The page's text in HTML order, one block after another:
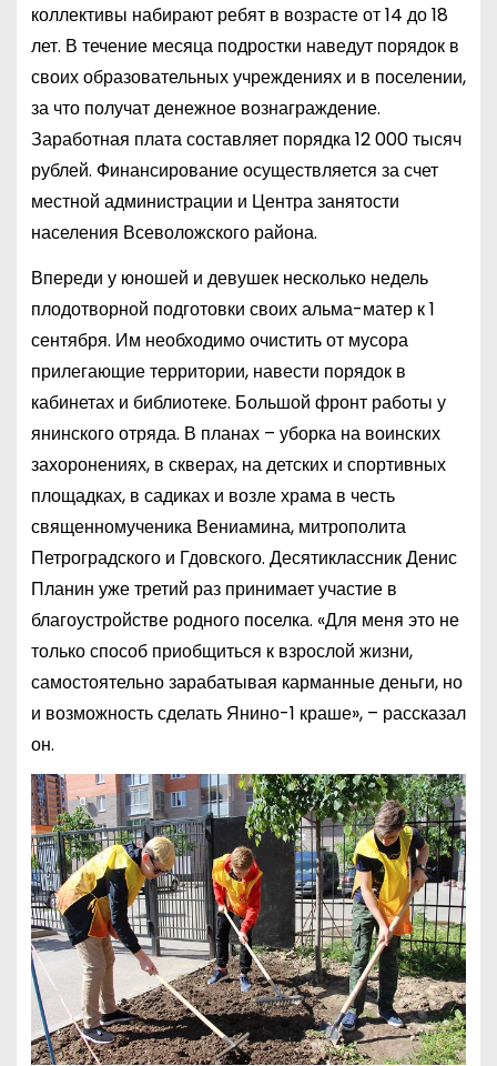
коллективы набирают ребят в возрасте от 14 до 18
лет. В течение месяца подростки наведут порядок в
своих образовательных учреждениях и в поселении,
за что получат денежное вознаграждение.
Заработная плата составляет порядка 12 000 тысяч
рублей. Финансирование осуществляется за счет
местной администрации и Центра занятости
населения Всеволожского района.
Впереди у юношей и девушек несколько недель
плодотворной подготовки своих альма-матер к 1
сентября. Им необходимо очистить от мусора
прилегающие территории, навести порядок в
кабинетах и библиотеке. Большой фронт работы у
янинского отряда. В планах – уборка на воинских
захоронениях, в скверах, на детских и спортивных
площадках, в садиках и возле храма в честь
священномученика Вениамина, митрополита
Петроградского и Гдовского. Десятиклассник Денис
Планин уже третий раз принимает участие в
благоустройстве родного поселка. «Для меня это не
только способ приобщиться к взрослой жизни,
самостоятельно зарабатывая карманные деньги, но
и возможность сделать Янино-1 краше», – рассказал
он.